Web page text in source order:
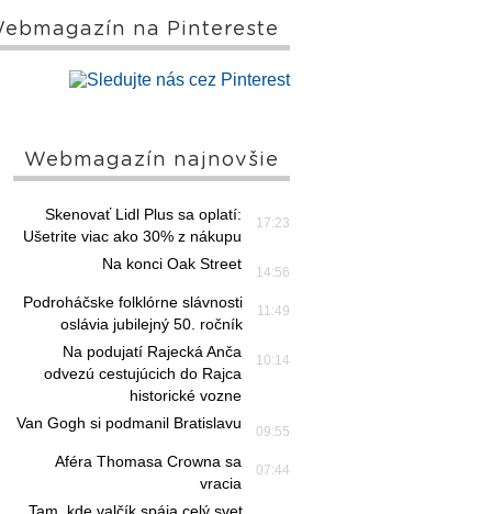
na Pintereste
Webmagazín najnovšie
17:23
Skenovať Lidl Plus sa oplatí:
Ušetrite viac ako 30% z nákupu
14:56
Na konci Oak Street
11:49
Podroháčske folklórne slávnosti
oslávia jubilejný 50. ročník
10:14
Na podujatí Rajecká Anča
odvezú cestujúcich do Rajca
historické vozne
09:55
Van Gogh si podmanil Bratislavu
07:44
Aféra Thomasa Crowna sa
vracia